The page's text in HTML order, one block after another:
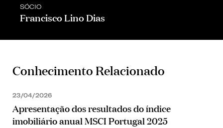
SÓCIO
Francisco Lino Dias
Conhecimento Relacionado
23/04/2026
Apresentação dos resultados do índice
imobiliário anual MSCI Portugal 2025